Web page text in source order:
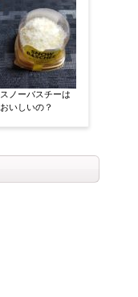
ノーバスチーは
いしいの？